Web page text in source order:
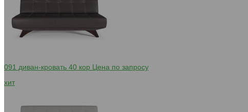
091 диван-кровать 40 кор Цена по запросу
хит